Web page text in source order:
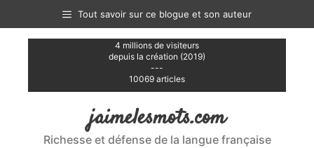
contenu
Tout savoir sur ce blogue et son auteur
4 millions de visiteurs
depuis la création (2019)
---
10069 articles
jaimelesmots.com
Richesse et défense de la langue française